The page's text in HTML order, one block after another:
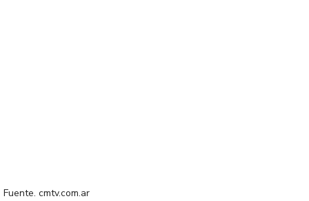
Fuente. cmtv.com.ar